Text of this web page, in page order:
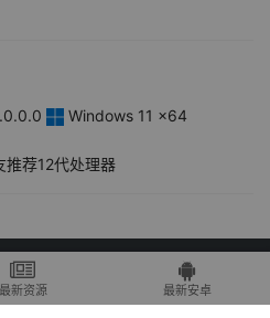
Windows 11 x64
推荐12代处理器
发布的一切修改补丁、注册机和注册信息
的；不得将上述内容用于商业或者非法用
站信息来自网络，版权争议与本站无关，
最新资源 最新安卓